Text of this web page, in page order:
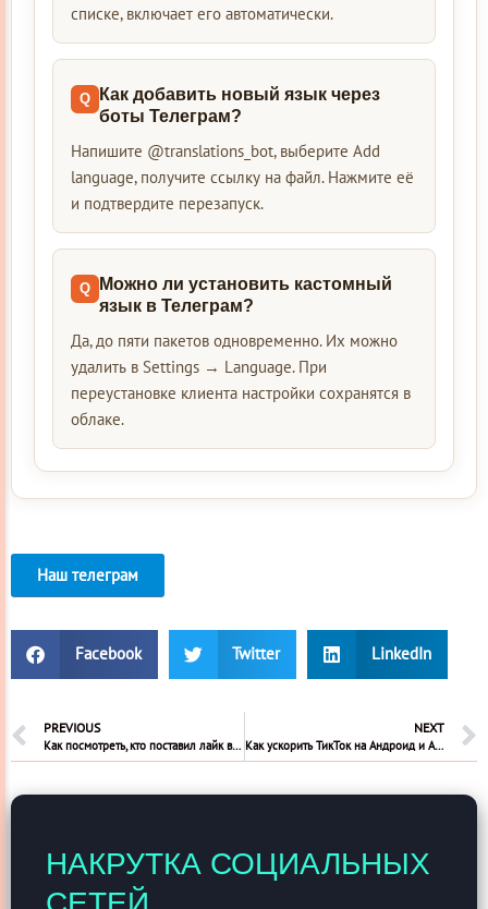
списке, включает его автоматически.
Как добавить новый язык через
боты Телеграм?
Напишите @translations_bot, выберите Add
language, получите ссылку на файл. Нажмите её
и подтвердите перезапуск.
Можно ли установить кастомный
язык в Телеграм?
Да, до пяти пакетов одновременно. Их можно
удалить в Settings → Language. При
переустановке клиента настройки сохранятся в
облаке.
Наш телеграм
Facebook Twitter LinkedIn
PREVIOUS
Как посмотреть, кто поставил лайк в Инстаграм
NEXT
Как ускорить ТикТок на Андроид и Айфон
НАКРУТКА СОЦИАЛЬНЫХ